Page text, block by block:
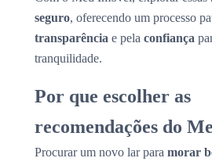
seguro, oferecendo um processo
transparência e pela confiança
tranquilidade.
Por que escolher as
recomendações do
Procurar um novo lar para morar